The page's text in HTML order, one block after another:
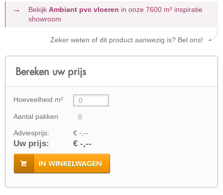
Bekijk Ambiant pvc vloeren in onze 7600 m² inspiratie
showroom
Zeker weten of dit product aanwezig is? Bel ons!
Bereken uw prijs
Hoeveelheid m²
Aantal pakken
Adviesprijs: € -,--
Uw prijs: € -,--
IN WINKELWAGEN